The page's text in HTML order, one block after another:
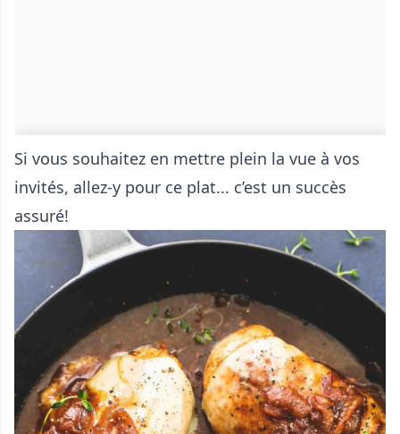
Si vous souhaitez en mettre plein la vue à vos
invités, allez-y pour ce plat... c’est un succès
assuré!